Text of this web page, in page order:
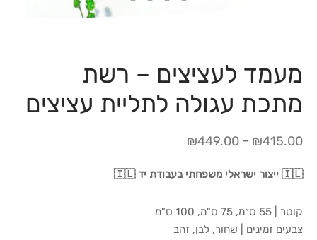
מעמד לעציצים – רשת
מתכת עגולה לתליית עציצים
₪415.00
–
₪449.00
🇮🇱 ייצור ישראלי משפחתי בעבודת יד 🇮🇱
קוטר | 55 ס״מ, 75 ס"מ, 100 ס"מ
צבעים זמינים | שחור, לבן, זהב